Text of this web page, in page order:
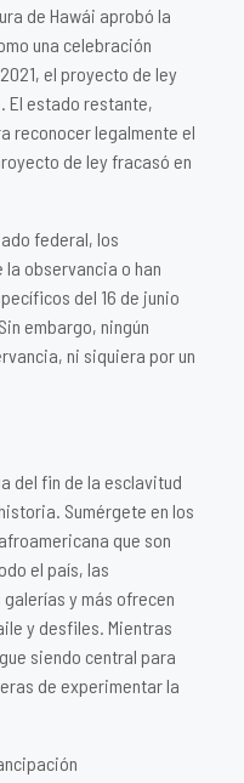
de Hawái aprobó la
una celebración
el proyecto de ley
El estado restante,
reconocer legalmente el
de ley fracasó en
federal, los
observancia o han
del 16 de junio
embargo, ningún
ni siquiera por un
del fin de la esclavitud
Sumérgete en los
que son
el país, las
y más ofrecen
y desfiles. Mientras
siendo central para
de experimentar la